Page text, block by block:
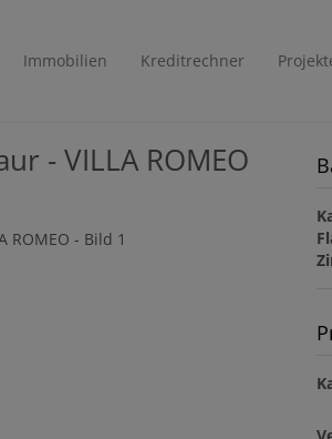
Immobilien Kreditrechner
- VILLA ROMEO